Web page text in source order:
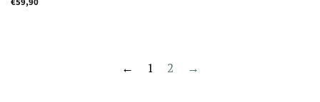
← 1 2 →